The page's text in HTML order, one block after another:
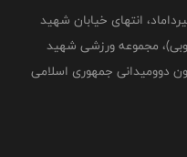
انتهای خیابان شهید
مجموعه ورزشی شهید
دوومیدانی جمهوری اسلامی